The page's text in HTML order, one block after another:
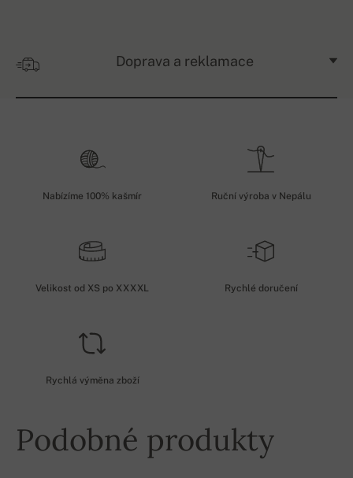
Doprava a reklamace
Nabízíme 100% kašmír Ruční výroba v Nepálu
Velikost od XS po XXXXL Rychlé doručení
Rychlá výměna zboží
Podobné produkty